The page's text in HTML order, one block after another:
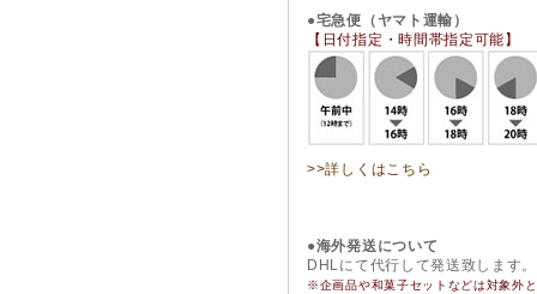
●宅急便（ヤマト運輸）
【日付指定・時間帯指定可能】
>>詳しくはこちら
●海外発送について
DHLにて代行して発送致します。
※企画品や和菓子セットなどは対象外